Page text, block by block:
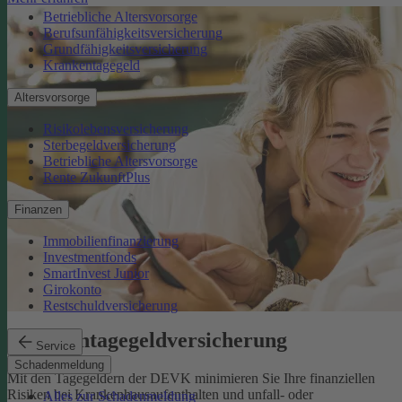
Betriebliche Altersvorsorge
Berufsunfähigkeitsversicherung
Grundfähigkeitsversicherung
Krankentagegeld
Altersvorsorge
Risikolebensversicherung
Sterbegeldversicherung
Betriebliche Altersvorsorge
Rente ZukunftPlus
Finanzen
Immobilienfinanzierung
Investmentfonds
SmartInvest Junior
Girokonto
Restschuldversicherung
Service
Schadenmeldung
Alles zur Schadenmeldung
Krankentagegeldversicherung
Mit den Tagegeldern der DEVK minimieren Sie Ihre finanziellen
Risiken bei Krankenhausaufenthalten und unfall- oder